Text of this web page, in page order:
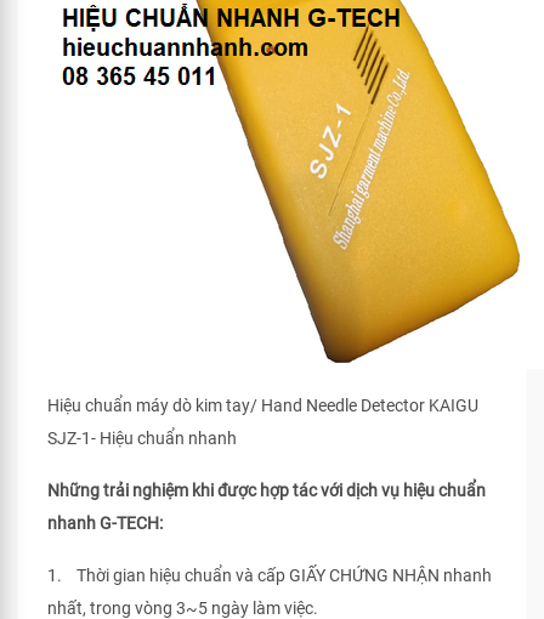
Hiệu chuẩn máy dò kim tay/ Hand Needle Detector KAIGU
SJZ-1- Hiệu chuẩn nhanh
Những trải nghiệm khi được hợp tác với dịch vụ hiệu chuẩn
nhanh G-TECH:
1. Thời gian hiệu chuẩn và cấp GIẤY CHỨNG NHẬN nhanh
nhất, trong vòng 3~5 ngày làm việc.